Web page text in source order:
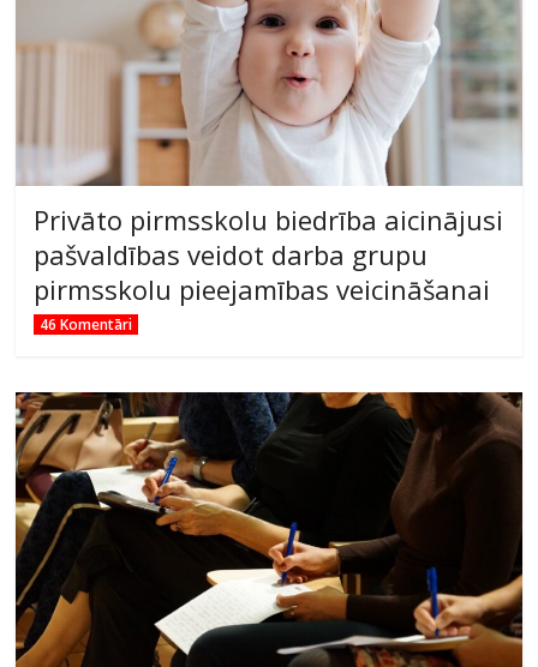
Privāto pirmsskolu biedrība aicinājusi
pašvaldības veidot darba grupu
pirmsskolu pieejamības veicināšanai
46 Komentāri